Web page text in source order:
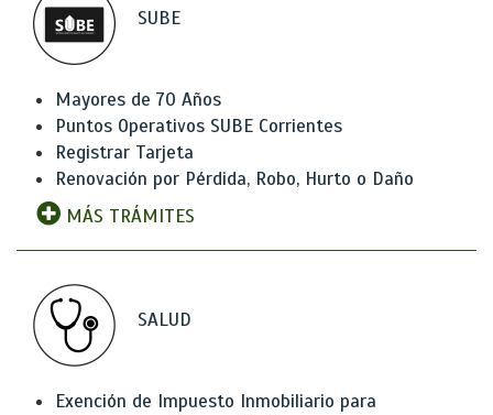
SUBE
Mayores de 70 Años
Puntos Operativos SUBE Corrientes
Registrar Tarjeta
Renovación por Pérdida, Robo, Hurto o Daño
MÁS TRÁMITES
SALUD
Exención de Impuesto Inmobiliario para